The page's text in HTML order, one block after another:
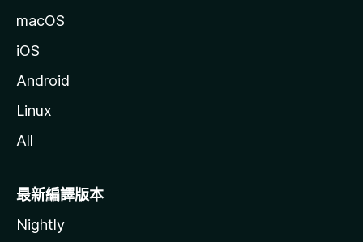
macOS
iOS
Android
Linux
All
最新編譯版本
Nightly